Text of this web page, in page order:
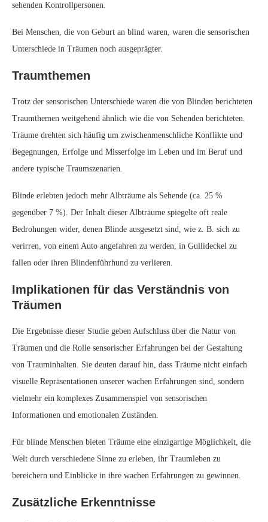
sehenden Kontrollpersonen.
Bei Menschen, die von Geburt an blind waren, waren die sensorischen
Unterschiede in Träumen noch ausgeprägter.
Traumthemen
Trotz der sensorischen Unterschiede waren die von Blinden berichteten
Traumthemen weitgehend ähnlich wie die von Sehenden berichteten.
Träume drehten sich häufig um zwischenmenschliche Konflikte und
Begegnungen, Erfolge und Misserfolge im Leben und im Beruf und
andere typische Traumszenarien.
Blinde erlebten jedoch mehr Albträume als Sehende (ca. 25 %
gegenüber 7 %). Der Inhalt dieser Albträume spiegelte oft reale
Bedrohungen wider, denen Blinde ausgesetzt sind, wie z. B. sich zu
verirren, von einem Auto angefahren zu werden, in Gullideckel zu
fallen oder ihren Blindenführhund zu verlieren.
Implikationen für das Verständnis von
Träumen
Die Ergebnisse dieser Studie geben Aufschluss über die Natur von
Träumen und die Rolle sensorischer Erfahrungen bei der Gestaltung
von Trauminhalten. Sie deuten darauf hin, dass Träume nicht einfach
visuelle Repräsentationen unserer wachen Erfahrungen sind, sondern
vielmehr ein komplexes Zusammenspiel von sensorischen
Informationen und emotionalen Zuständen.
Für blinde Menschen bieten Träume eine einzigartige Möglichkeit, die
Welt durch verschiedene Sinne zu erleben, ihr Traumleben zu
bereichern und Einblicke in ihre wachen Erfahrungen zu gewinnen.
Zusätzliche Erkenntnisse